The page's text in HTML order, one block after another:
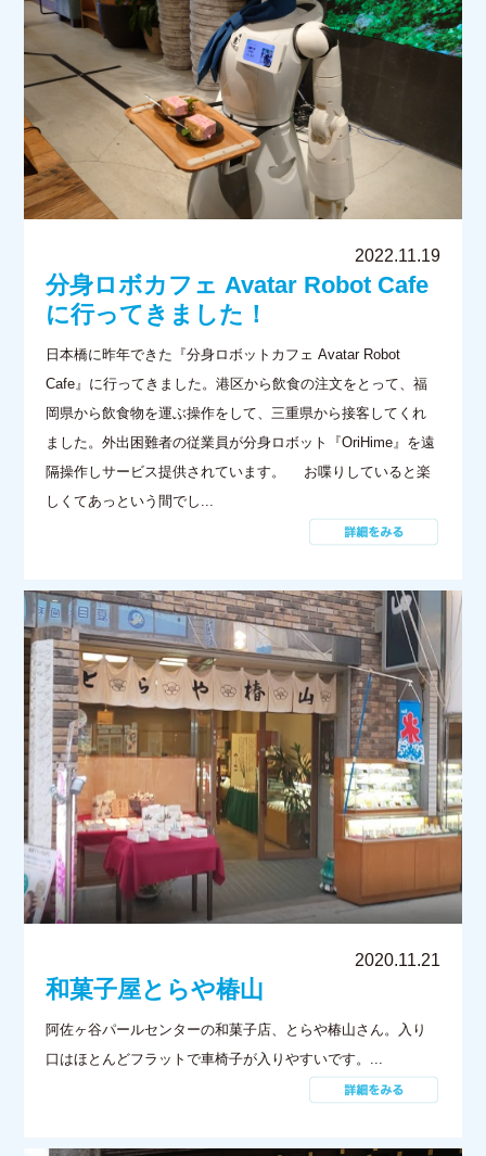
2022.11.19
分身ロボカフェ Avatar Robot Cafe
に行ってきました！
日本橋に昨年できた『分身ロボットカフェ Avatar Robot
Cafe』に行ってきました。港区から飲食の注文をとって、福
岡県から飲食物を運ぶ操作をして、三重県から接客してくれ
ました。外出困難者の従業員が分身ロボット『OriHime』を遠
隔操作しサービス提供されています。 お喋りしていると楽
しくてあっという間でし...
2020.11.21
和菓子屋とらや椿山
阿佐ヶ谷パールセンターの和菓子店、とらや椿山さん。入り
口はほとんどフラットで車椅子が入りやすいです。...